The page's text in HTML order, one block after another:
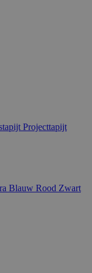
Projecttapijt
Blauw Rood Zwart